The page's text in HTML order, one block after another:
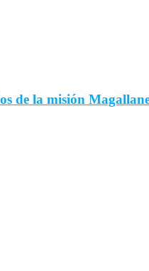
de la misión